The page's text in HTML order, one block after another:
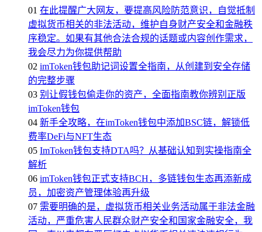
01 在此提醒广大网友，要提高风险防范意识，自觉抵制
虚拟货币相关的非法活动，维护自身财产安全和金融秩
序稳定。如果有其他合法合规的话题或内容创作需求，
我会尽力为你提供帮助
02 imToken钱包助记词设置全指南，从创建到安全存储
的完整步骤
03 别让假钱包偷走你的资产，全面指南教你辨别正版
imToken钱包
04 新手全攻略，在imToken钱包中添加BSC链，解锁低
费率DeFi与NFT生态
05 ImToken钱包支持DTA吗？从基础认知到实操指南全
解析
06 imToken钱包正式支持BCH，多链钱包生态再添新成
员，加密资产管理体验再升级
07 需要明确的是，虚拟货币相关业务活动属于非法金融
活动，严重危害人民群众财产安全和国家金融安全，我